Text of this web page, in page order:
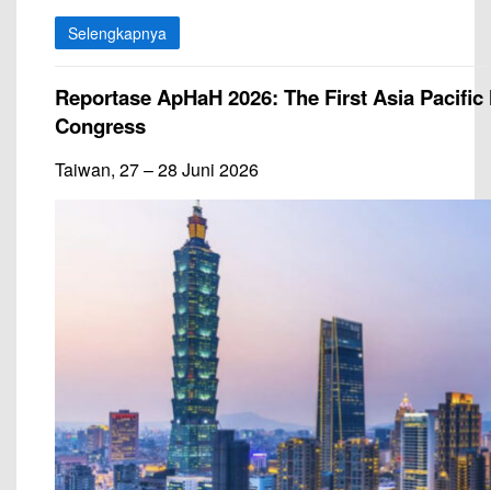
Selengkapnya
Reportase ApHaH 2026: The First Asia
Congress
Taiwan, 27 – 28 Juni 2026